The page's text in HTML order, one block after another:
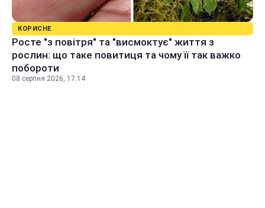
КОРИСНЕ
Росте "з повітря" та "висмоктує" життя з
рослин: що таке повитиця та чому її так важко
побороти
08 серпня 2026, 17:14